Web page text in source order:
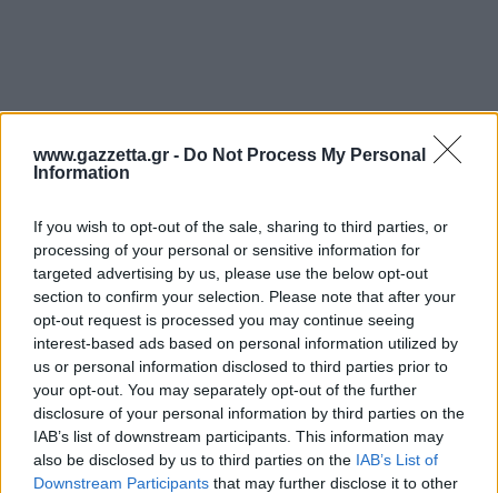
www.gazzetta.gr - Do Not Process My Personal
Information
If you wish to opt-out of the sale, sharing to third parties, or
processing of your personal or sensitive information for
targeted advertising by us, please use the below opt-out
section to confirm your selection. Please note that after your
opt-out request is processed you may continue seeing
interest-based ads based on personal information utilized by
us or personal information disclosed to third parties prior to
your opt-out. You may separately opt-out of the further
disclosure of your personal information by third parties on the
IAB’s list of downstream participants. This information may
also be disclosed by us to third parties on the IAB’s List of
Downstream Participants that may further disclose it to other
Μπαχτσεσεχίρ 2-0
Άρης 2-0
Τσεντεβίτα 2-0
Μανρέσα 1-1
Χάποελ Ιερουσαλήμ 1-1
Σλασκ 1-1
Κλουζ 1-1
Νεπτούνας 0-2